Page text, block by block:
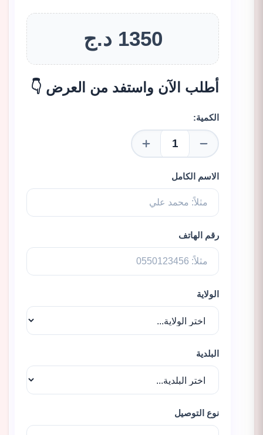
1350 د.ج
أطلب الآن واستفد من العرض 👇
الكمية:
الاسم الكامل
رقم الهاتف
الولاية
البلدية
نوع التوصيل